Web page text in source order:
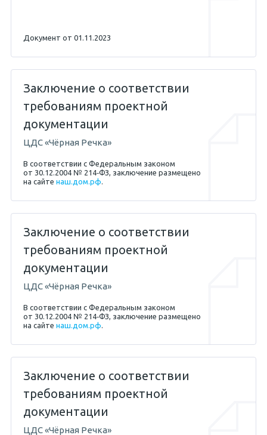
Документ от 01.11.2023
Заключение о соответствии
требованиям проектной
документации
ЦДС «Чёрная Речка»
В соответствии с Федеральным законом
от 30.12.2004 № 214‐ФЗ, заключение размещено
на сайте наш.дом.рф.
Заключение о соответствии
требованиям проектной
документации
ЦДС «Чёрная Речка»
В соответствии с Федеральным законом
от 30.12.2004 № 214‐ФЗ, заключение размещено
на сайте наш.дом.рф.
Заключение о соответствии
требованиям проектной
документации
ЦДС «Чёрная Речка»